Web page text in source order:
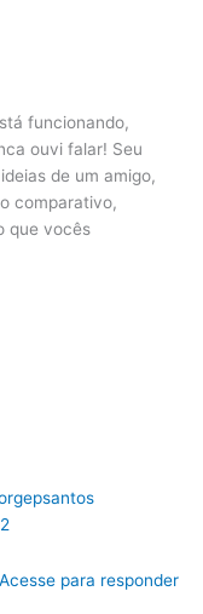
funcionando,
ouvi falar! Seu
de um amigo,
comparativo,
que vocês
Acesse para responder